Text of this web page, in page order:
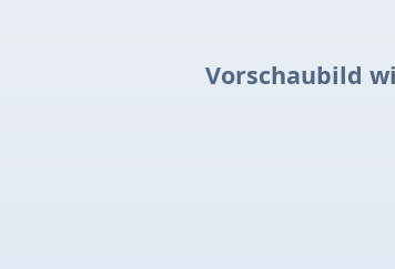
Vorschaubild